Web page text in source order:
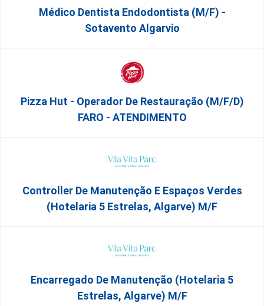
Médico Dentista Endodontista (M/F) -
Sotavento Algarvio
Pizza Hut - Operador De Restauração (m/f/d)
FARO - ATENDIMENTO
Controller De Manutenção E Espaços Verdes
(Hotelaria 5 Estrelas, Algarve) M/f
Encarregado De Manutenção (Hotelaria 5
Estrelas, Algarve) M/f